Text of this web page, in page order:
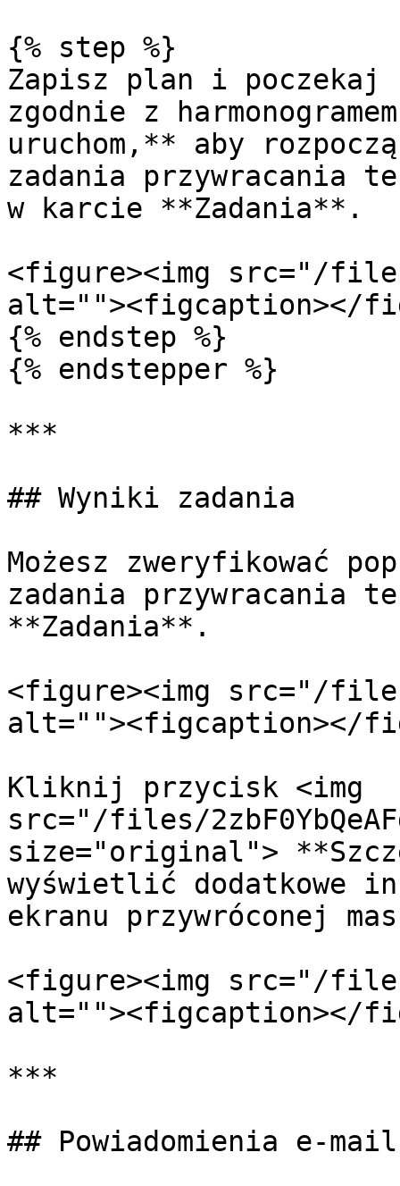
{% step %}
Zapisz plan i poczekaj
zgodnie z
uruchom,** aby
zadania przywracania
w karcie **Zadania**.
<figure><img src="/files/
alt=""><figcaption></
{% endstep %}
{% endstepper %}
***
## Wyniki zadania
Możesz zweryfikować
zadania przywracania
**Zadania**.
<figure><img src="/files/
alt=""><figcaption></
Kliknij przycisk <img
src="/files/
size="original">
wyświetlić dodatkowe
ekranu przywróconej
<figure><img src="/
alt=""><figcaption></
***
## Powiadomienia e-mail